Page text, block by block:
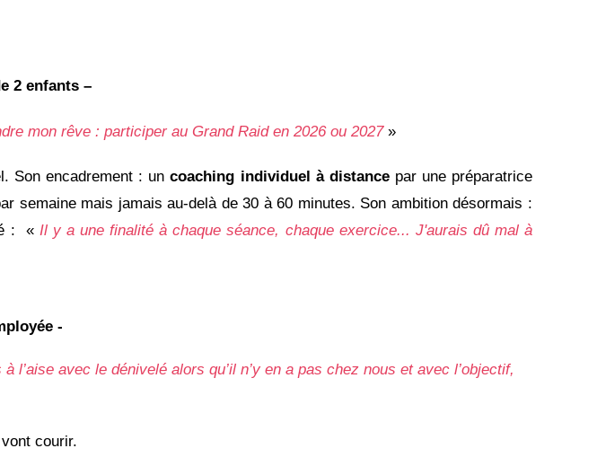
2 enfants –
mon rêve : participer au Grand Raid en 2026 ou 2027»
Son encadrement : uncoaching individuel à distancepar une préparatrice
semaine mais jamais au-delà de 30 à 60 minutes. Son ambition désormais :
: « Il y a une finalité à chaque séance, chaque exercice... J'aurais dû mal à
-
avec le dénivelé alors qu’il n’y en a pas chez nous et avec l’objectif,
courir.